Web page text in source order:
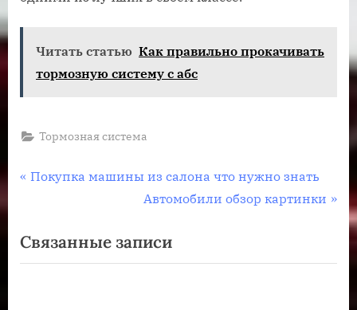
Читать статью Как правильно прокачивать
тормозную систему с абс
Тормозная система
Навигация
записям
П
д
ы
Покупка машины из салона что нужно знать
С
е
д
Автомобили обзор картинки
Связанные записи